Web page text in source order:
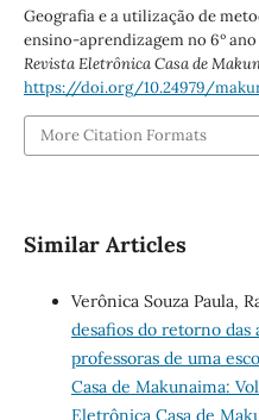
Geografia e a utilização de
ensino-aprendizagem no 6º
Revista Eletrônica Casa de
https://doi.org/10.24979/
More Citation Formats
Similar Articles
Verônica Souza Paula,
desafios do retorno das
professoras de uma
Casa de Makunaima:
Eletrônica Casa de